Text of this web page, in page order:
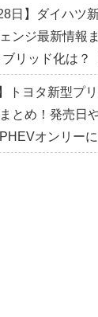
日】ダイハツ
ンジ最新情報
リッド化は？
トヨタ新型プ
とめ！発売日
オンリーに